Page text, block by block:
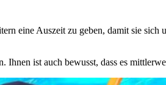
eine Auszeit zu geben, damit sie sich
Ihnen ist auch bewusst, dass es